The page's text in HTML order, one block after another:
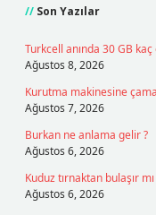
Son Yazılar
Turkcell anında 30 GB kaç
Ağustos 8, 2026
Kurutma makinesine
Ağustos 7, 2026
Burkan ne anlama gelir ?
Ağustos 6, 2026
Kuduz tırnaktan bulaşır mı
Ağustos 6, 2026